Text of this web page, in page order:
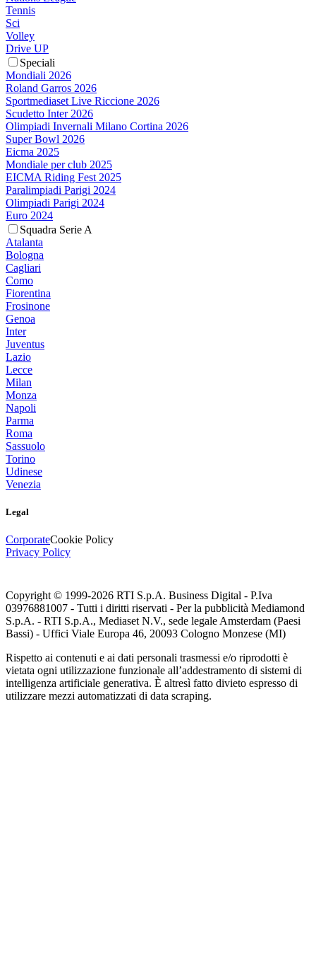
Tennis
Sci
Volley
Drive UP
Speciali
Mondiali 2026
Roland Garros 2026
Sportmediaset Live Riccione 2026
Scudetto Inter 2026
Olimpiadi Invernali Milano Cortina 2026
Super Bowl 2026
Eicma 2025
Mondiale per club 2025
EICMA Riding Fest 2025
Paralimpiadi Parigi 2024
Olimpiadi Parigi 2024
Euro 2024
Squadra Serie A
Atalanta
Bologna
Cagliari
Como
Fiorentina
Frosinone
Genoa
Inter
Juventus
Lazio
Lecce
Milan
Monza
Napoli
Parma
Roma
Sassuolo
Torino
Udinese
Venezia
Legal
CorporateCookie Policy
Privacy Policy
Copyright © 1999-2026 RTI S.p.A. Business Digital - P.Iva
03976881007 - Tutti i diritti riservati - Per la pubblicità Mediamond
S.p.A. - RTI S.p.A., Mediaset N.V., sede legale Amsterdam (Paesi
Bassi) - Uffici Viale Europa 46, 20093 Cologno Monzese (MI)
Rispetto ai contenuti e ai dati personali trasmessi e/o riprodotti è
vietata ogni utilizzazione funzionale all’addestramento di sistemi di
intelligenza artificiale generativa. È altresì fatto divieto espresso di
utilizzare mezzi automatizzati di data scraping.